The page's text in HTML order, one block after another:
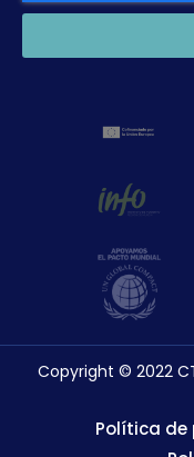
Copyright © 2022
Política